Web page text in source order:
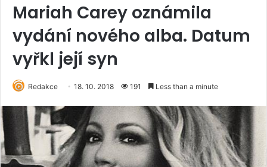
Mariah Carey oznámila
vydání nového alba. Datum
vyřkl její syn
Redakce 18. 10. 2018 191 Less than a minute